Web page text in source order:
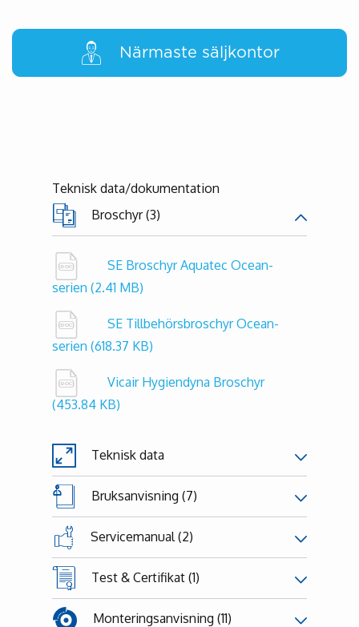
Närmaste säljkontor
Teknisk data/dokumentation
Broschyr (3)
SE Broschyr Aquatec Ocean-
serien (2.41 MB)
SE Tillbehörsbroschyr Ocean-
serien (618.37 KB)
Vicair Hygiendyna Broschyr
(453.84 KB)
Teknisk data
Bruksanvisning (7)
Servicemanual (2)
Test & Certifikat (1)
Monteringsanvisning (11)